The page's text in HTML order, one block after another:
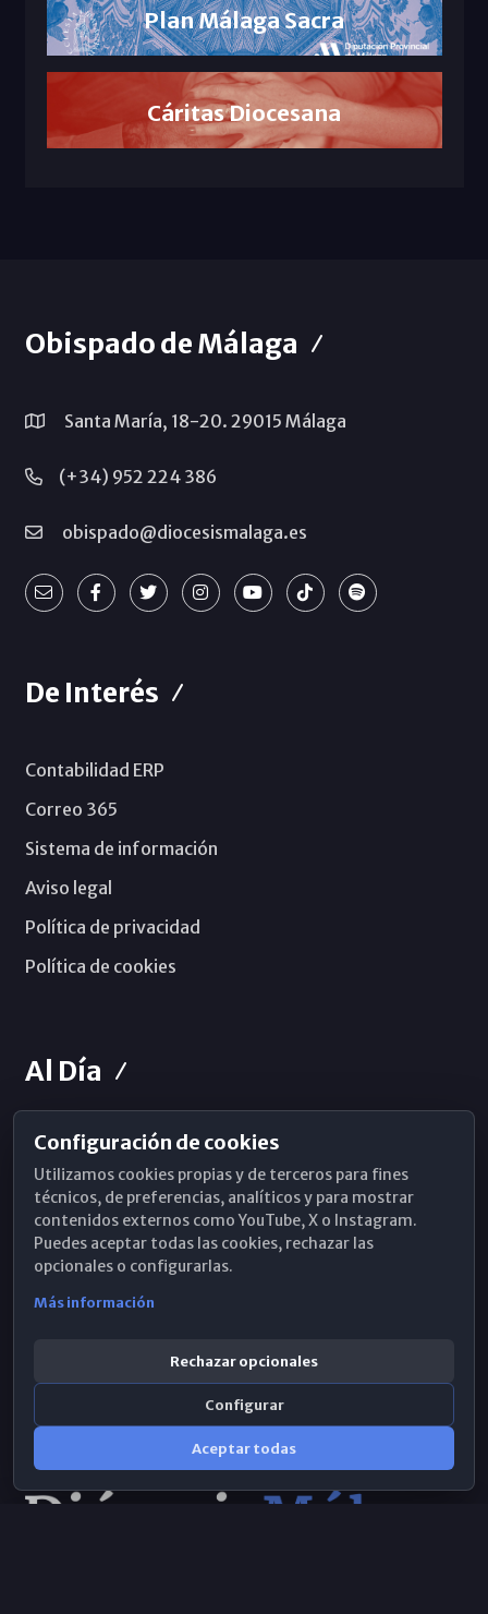
Plan Málaga Sacra
Cáritas Diocesana
Obispado de Málaga
Santa María, 18-20. 29015 Málaga
(+34) 952 224 386
obispado@diocesismalaga.es
De Interés
Contabilidad ERP
Correo 365
Sistema de información
Aviso legal
Política de privacidad
Política de cookies
Al Día
Horarios de Misa
Hemeroteca
WhatsApp
Configuración de cookies
Utilizamos cookies propias y de terceros para fines
técnicos, de preferencias, analíticos y para mostrar
contenidos externos como YouTube, X o Instagram.
Puedes aceptar todas las cookies, rechazar las
opcionales o configurarlas.
Más información
Rechazar opcionales
Configurar
Aceptar todas